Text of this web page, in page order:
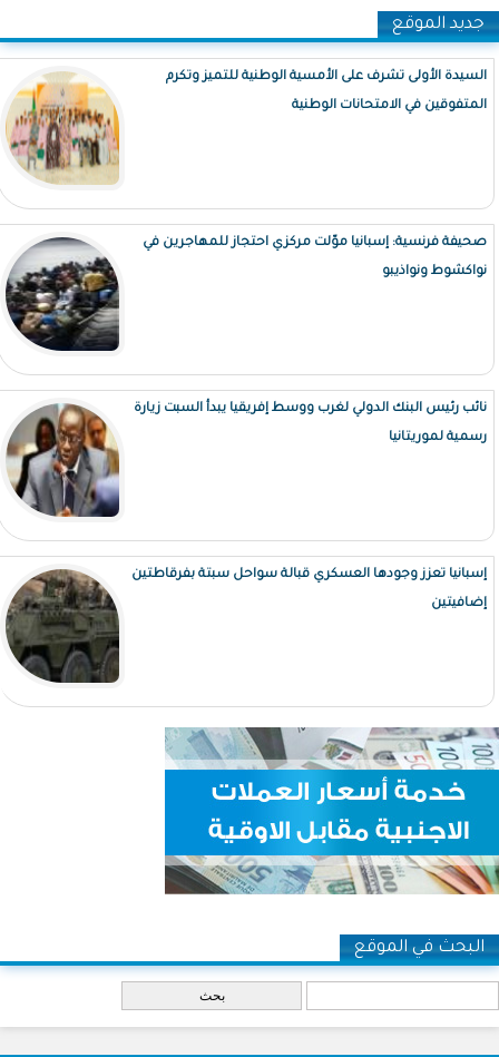
جديد الموقع
السيدة الأولى تشرف على الأمسية الوطنية للتميز وتكرم
المتفوقين في الامتحانات الوطنية
صحيفة فرنسية: إسبانيا موّلت مركزي احتجاز للمهاجرين في
نواكشوط ونواذيبو
نائب رئيس البنك الدولي لغرب ووسط إفريقيا يبدأ السبت زيارة
رسمية لموريتانيا
إسبانيا تعزز وجودها العسكري قبالة سواحل سبتة بفرقاطتين
إضافيتين
البحث في الموقع